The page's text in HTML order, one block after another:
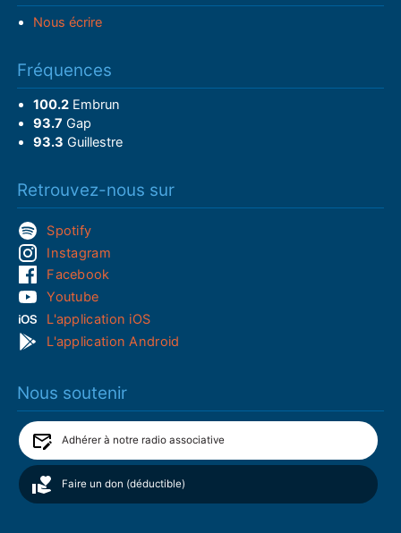
Nous écrire
Fréquences
100.2Embrun
93.7 Gap
93.3 Guillestre
Retrouvez-nous sur
Spotify
Instagram
Facebook
Youtube
L'application iOS
L'application Android
Nous soutenir
Adhérer à notre radio associative
Faire un don (déductible)